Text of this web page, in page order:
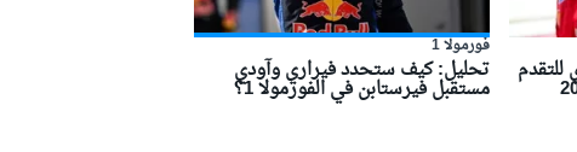
فورمولا 1
تحليل: كيف ستحدد فيراري وآودي
مستقبل فيرستابن في الفورمولا 1؟